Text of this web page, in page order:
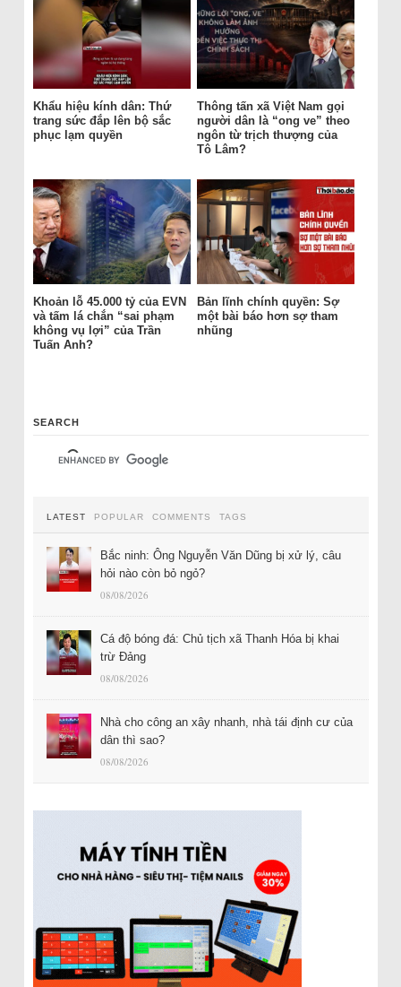
Khẩu hiệu kính dân: Thứ
trang sức đắp lên bộ sắc
phục lạm quyền
Thông tấn xã Việt Nam gọi
người dân là “ong ve” theo
ngôn từ trịch thượng của
Tô Lâm?
Khoản lỗ 45.000 tỷ của EVN
và tấm lá chắn “sai phạm
không vụ lợi” của Trần
Tuấn Anh?
Bản lĩnh chính quyền: Sợ
một bài báo hơn sợ tham
nhũng
SEARCH
LATEST POPULAR COMMENTS TAGS
Bắc ninh: Ông Nguyễn Văn Dũng bị xử lý, câu
hỏi nào còn bỏ ngỏ?
08/08/2026
Cá độ bóng đá: Chủ tịch xã Thanh Hóa bị khai
trừ Đảng
08/08/2026
Nhà cho công an xây nhanh, nhà tái định cư của
dân thì sao?
08/08/2026